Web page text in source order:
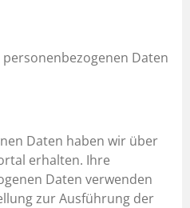
Daten
Daten haben wir über
erhalten. Ihre
Daten verwenden
zur Ausführung der